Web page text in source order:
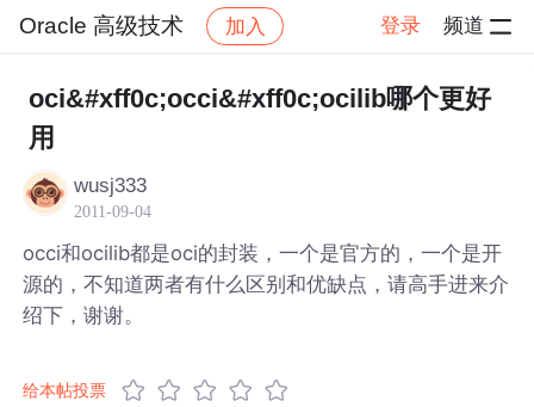
Oracle 高级技术 加入 登录 频道
社区 Oracle 高级技术 帖子详情
oci&#xff0c;occi&#xff0c;ocilib哪个更好
用
wusj333
2011-09-04
occi和ocilib都是oci的封装，一个是官方的，一个是开
源的，不知道两者有什么区别和优缺点，请高手进来介
绍下，谢谢。
给本帖投票